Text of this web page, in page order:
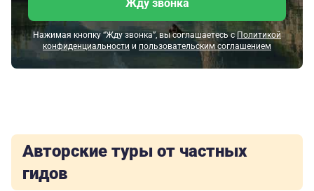
Жду звонка
Нажимая кнопку “Жду звонка”, вы соглашаетесь с Политикой
конфиденциальности и пользовательским соглашением
Авторские туры от частных
гидов